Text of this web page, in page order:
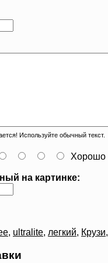
Используйте обычный текст.
Хорошо
на картинке:
, ultralite, легкий, Крузи,